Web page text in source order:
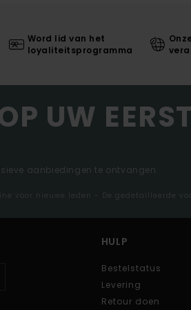
Word lid van het
loyaliteitsprogramma
UW
aanbiedingen te ontvangen.
voor nieuwe leden - De gedetailleerde
HULP
Bestelstatus
Levering
Retour doen